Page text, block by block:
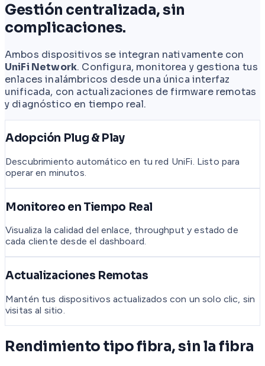
Gestión centralizada, sin
complicaciones.
Ambos dispositivos se integran nativamente con
UniFi Network. Configura, monitorea y gestiona tus
enlaces inalámbricos desde una única interfaz
unificada, con actualizaciones de firmware remotas
y diagnóstico en tiempo real.
Adopción Plug & Play
Descubrimiento automático en tu red UniFi. Listo para
operar en minutos.
Monitoreo en Tiempo Real
Visualiza la calidad del enlace, throughput y estado de
cada cliente desde el dashboard.
Actualizaciones Remotas
Mantén tus dispositivos actualizados con un solo clic, sin
visitas al sitio.
Rendimiento tipo fibra, sin la fibra